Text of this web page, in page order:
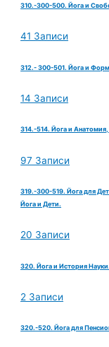
310.-300-500. Йога и
41 Записи
312.- 300-501. Йога и
14 Записи
314.-514. Йога и
97 Записи
319.-300-519. Йога для
Йога и Дети.
20 Записи
320. Йога и История Науки.
2 Записи
320.-520. Йога для